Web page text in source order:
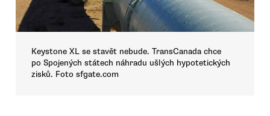
Keystone XL se stavět nebude. TransCanada chce
po Spojených státech náhradu ušlých hypotetických
zisků. Foto sfgate.com